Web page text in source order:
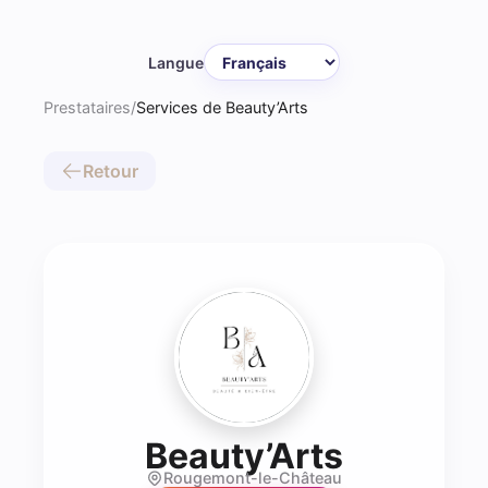
Langue
Prestataires/Services de Beauty’Arts
Retour
Beauty’Arts
Rougemont-le-Château